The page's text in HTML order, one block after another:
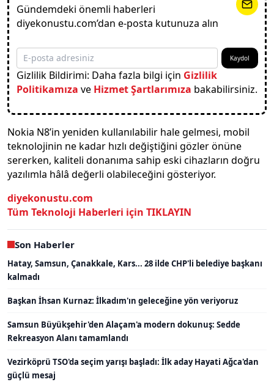
Gündemdeki önemli haberleri
diyekonustu.com’dan e-posta kutunuza alın
Kaydol
Gizlilik Bildirimi: Daha fazla bilgi için Gizlilik
Politikamıza ve Hizmet Şartlarımıza bakabilirsiniz.
Nokia N8’in yeniden kullanılabilir hale gelmesi, mobil
teknolojinin ne kadar hızlı değiştiğini gözler önüne
sererken, kaliteli donanıma sahip eski cihazların doğru
yazılımla hâlâ değerli olabileceğini gösteriyor.
diyekonustu.com
Tüm Teknoloji Haberleri için TIKLAYIN
Son Haberler
Hatay, Samsun, Çanakkale, Kars... 28 ilde CHP'li belediye başkanı
kalmadı
Başkan İhsan Kurnaz: İlkadım'ın geleceğine yön veriyoruz
Samsun Büyükşehir'den Alaçam'a modern dokunuş: Sedde
Rekreasyon Alanı tamamlandı
Vezirköprü TSO'da seçim yarışı başladı: İlk aday Hayati Ağca'dan
güçlü mesaj